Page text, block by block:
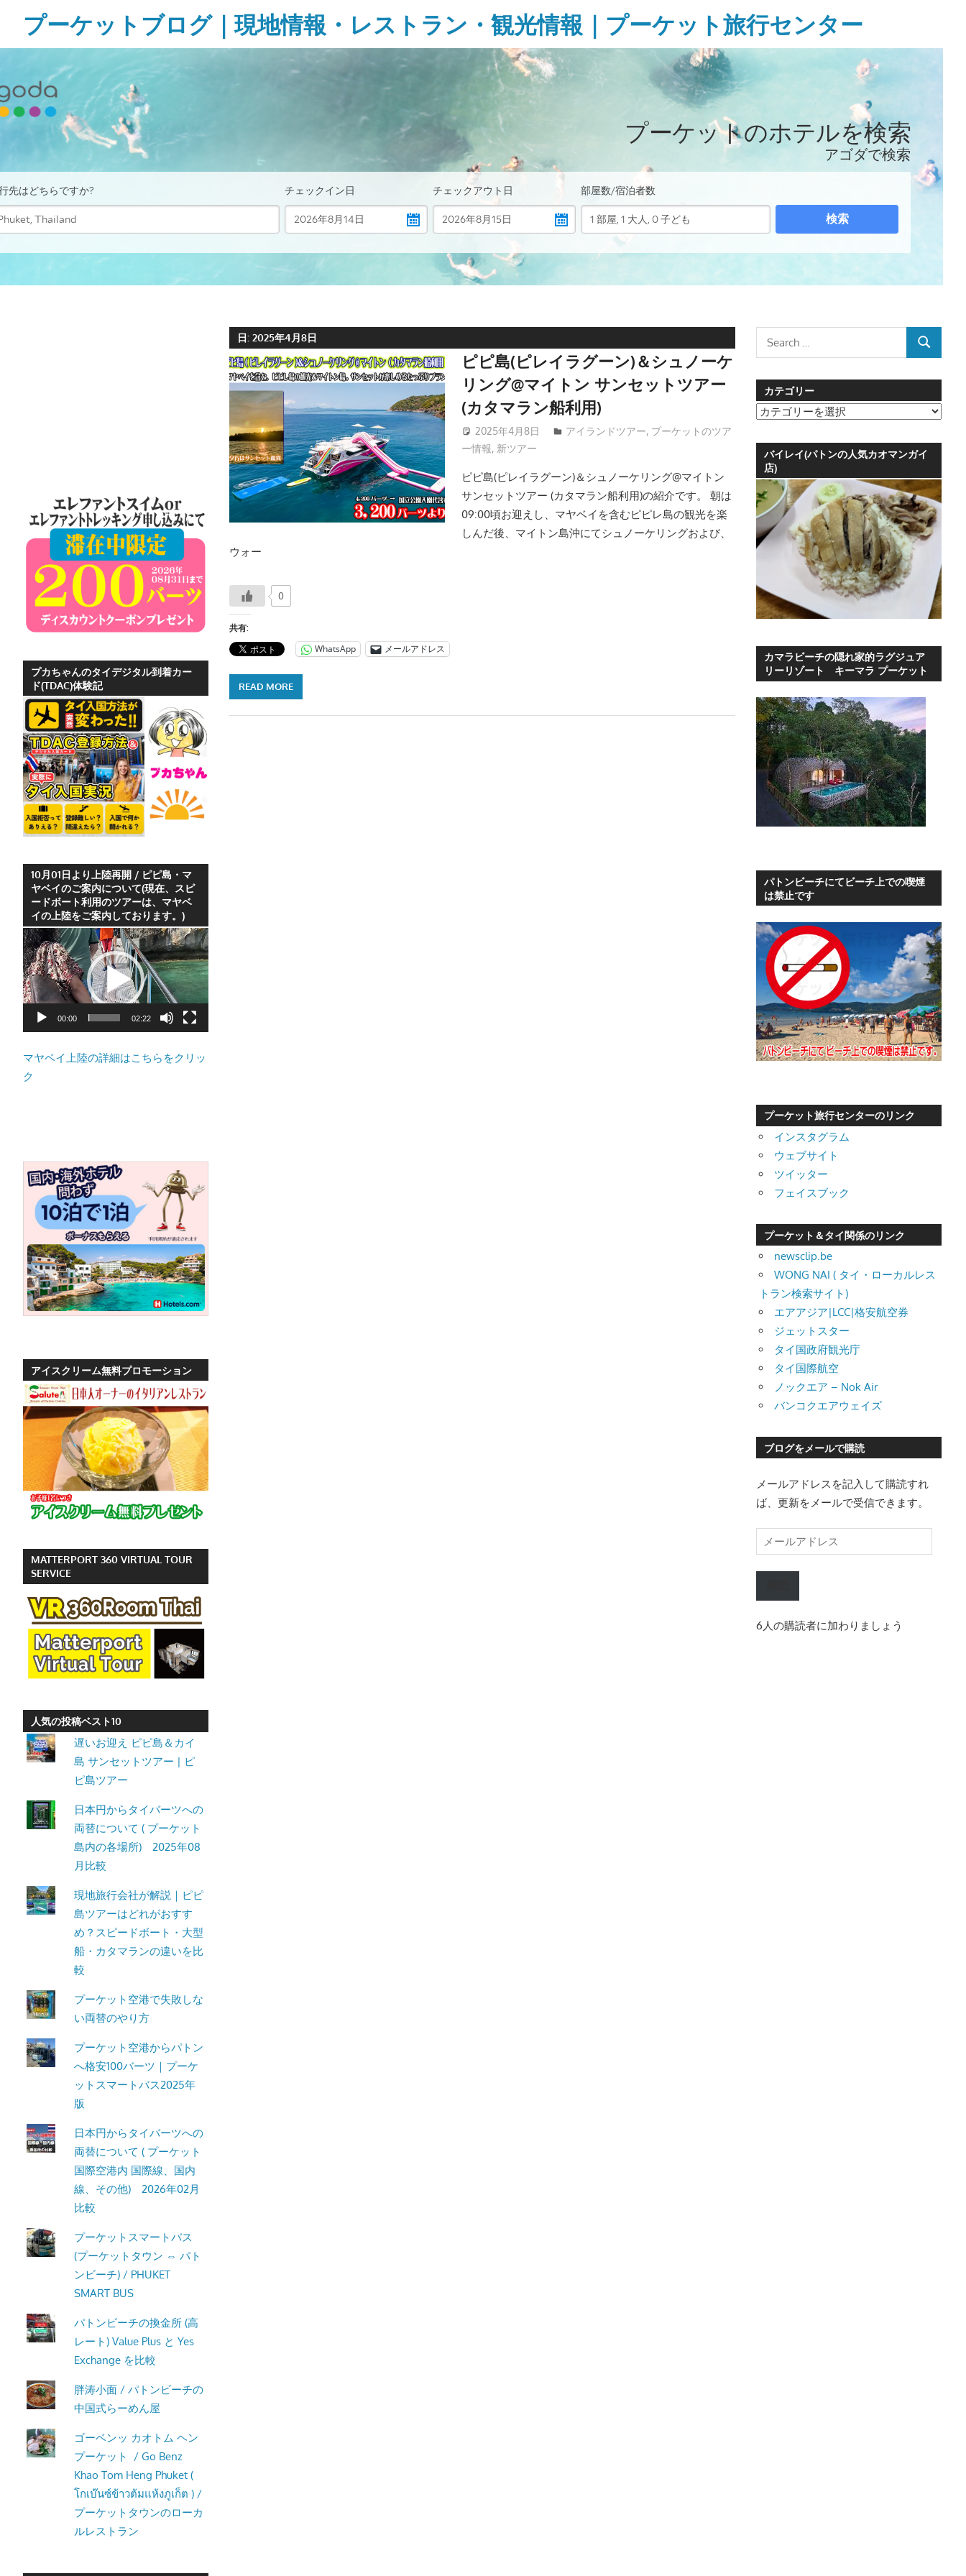
content
プーケットブログ｜現地情報・レストラン・観光情報｜プーケット旅行センター
ガ
ド
ブ
無
い
様
ョ
ナ
や
テ
情
報、
レ
ス
ト
ラ
ン
情
や
ー
ケ
ッ
ト
の
景
ど、
ロ
目
つ、
プ
ー
ケ
ッ
観
光
に
特
た
情
報
プ
ー
ケ
ッ
ト・
ト
ン
チ
よ
信
し
日:2025年4月8日
ピピ島(ピレイラグーン)＆シュノーケ
リング@マイトン サンセットツアー
(カタマラン船利用)
2025年4月8日 patong003
アイランドツアー, プーケットのツア
ー情報, 新ツアー
ピピ島(ピレイラグーン)＆シュノーケリング@マイトン
サンセットツアー (カタマラン船利用)の紹介です。 朝は
09:00頃お迎えし、マヤベイを含むピピレ島の観光を楽
しんだ後、マイトン島沖にてシュノーケリングおよび、
ウォー
0
共有:
WhatsApp メールアドレス
READ MORE
プカちゃんのタイデジタル到着カー
ド(TDAC)体験記
10月01日より上陸再開 / ピピ島・マ
ヤベイのご案内について(現在、スピ
ードボート利用のツアーは、マヤベ
イの上陸をご案内しております。)
動
画
プ
レ
ヤ
00:00 02:22
マヤベイ上陸の詳細はこちらをクリッ
ク
アイスクリーム無料プロモーション
MATTERPORT 360 VIRTUAL TOUR
SERVICE
人気の投稿ベスト10
遅いお迎え ピピ島＆カイ
島 サンセットツアー | ピ
ピ島ツアー
日本円からタイバーツへの
両替について ( プーケット
島内の各場所) 2025年08
月比較
現地旅行会社が解説｜ピピ
島ツアーはどれがおすす
め？スピードボート・大型
船・カタマランの違いを比
較
プーケット空港で失敗しな
い両替のやり方
プーケット空港からパトン
へ格安100バーツ｜プーケ
ットスマートバス2025年
版
日本円からタイバーツへの
両替について ( プーケット
国際空港内 国際線、国内
線、その他) 2026年02月
比較
プーケットスマートバス
(プーケットタウン ⇔ パト
ンビーチ) / PHUKET
SMART BUS
パトンビーチの換金所 (高
レート) Value Plus と Yes
Exchange を比較
胖涛小面 / パトンビーチの
中国式らーめん屋
ゴーベンッ カオトム ヘン
プーケット / Go Benz
Khao Tom Heng Phuket (
โกเบ๊นซ์ข้าวต้มแห้งภูเก็ต ) /
プーケットタウンのローカ
ルレストラン
SEARCH
カテゴリー
カ
リ
バイレイ(パトンの人気カオマンガイ
店)
カマラビーチの隠れ家的ラグジュア
リーリゾート キーマラ プーケット
パトンビーチにてビーチ上での喫煙
は禁止です
プーケット旅行センターのリンク
インスタグラム
ウェブサイト
ツイッター
フェイスブック
プーケット＆タイ関係のリンク
newsclip.be
WONG NAI ( タイ・ローカルレス
トラン検索サイト)
エアアジア|LCC|格安航空券
ジェットスター
タイ国政府観光庁
タイ国際航空
ノックエア – Nok Air
バンコクエアウェイズ
ブログをメールで購読
メールアドレスを記入して購読すれ
ば、更新をメールで受信できます。
ー
ル
レ
6人の購読者に加わりましょう